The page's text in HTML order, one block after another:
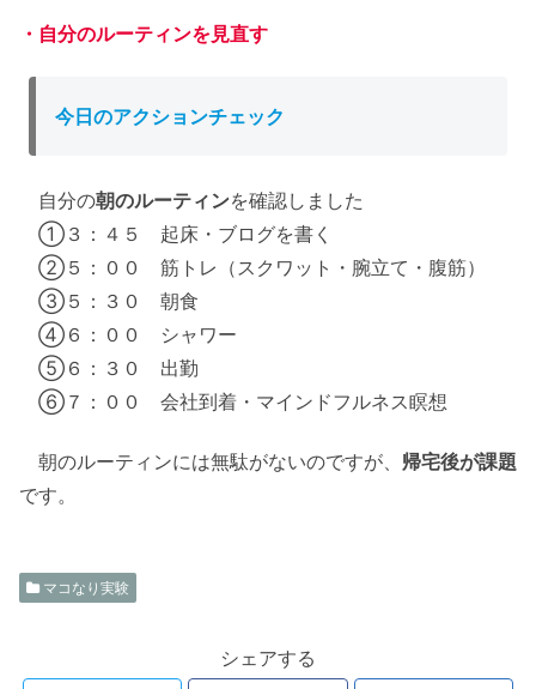
・自分のルーティンを見直す
今日のアクションチェック
自分の朝のルーティンを確認しました
①３：４５ 起床・ブログを書く
②５：００ 筋トレ（スクワット・腕立て・腹筋）
③５：３０ 朝食
④６：００ シャワー
⑤６：３０ 出勤
⑥７：００ 会社到着・マインドフルネス瞑想
朝のルーティンには無駄がないのですが、 帰宅後が課題
です。
マコなり実験
シェアする